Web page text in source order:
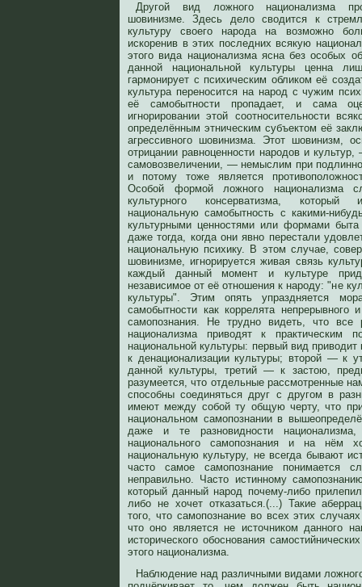
Другой вид ложного национализма
шовинизме. Здесь дело сводится к
культуру своего народа на возможно
искоренив в этих последних всякую
этого вида национализма ясна без особых
данной национальной культуры ценна
гармонирует с психическим обликом её
культура переносится на народ с чужим
её самобытности пропадает, и сама
игнорировании этой соотносительности
определённым этническим субъектом её
агрессивного шовинизма. Этот шовинизм,
отрицании равноценности народов и
самовозвеличении, — немыслим при
и потому тоже является
Особой формой ложного национализма
культурного консерватизма, который
национальную самобытность с какими-
культурными ценностями или формами
даже тогда, когда они явно перестали
национальную психику. В этом случае,
шовинизме, игнорируется живая связь
каждый данный момент и культуре
независимое от её отношения к народу: "не
культуры". Этим опять упраздняется
самобытности как коррелята непрерывного
самопознания. Не трудно видеть, что все
национализма приводят к практическим
национальной культуры: первый вид
к денационализации культуры; второй — к
данной культуры, третий — к застою,
разумеется, что отдельные рассмотренные
способны соединяться друг с другом в
имеют между собой ту общую черту, что
национальном самопознании в
даже и те разновидности
национального самопознания и на нём
национальную культуру, не всегда бывают
часто самое самопознание понимается
неправильно. Часто истинному
который данный народ почему-либо
либо не хочет отказаться.(...) Такие
того, что самопознание во всех этих
что оно является не источником данного
исторического обоснования
этого национализма.
Наблюдение над различными видами